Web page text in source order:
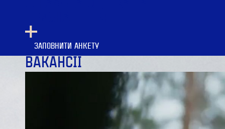
ЗАПОВНИТИ АНКЕТУ
ВАКАНСІЇ